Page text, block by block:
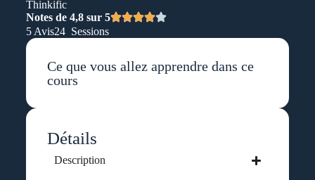
Thinkific
Notes de 4,8 sur 5
5 Avis24 Sessions
Ce que vous allez apprendre dans ce
cours
Détails
Description